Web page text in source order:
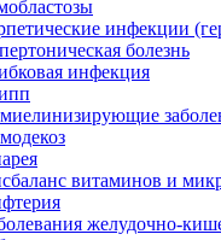
инфекции
болезнь
инфекция
витаминов и
желудочно-